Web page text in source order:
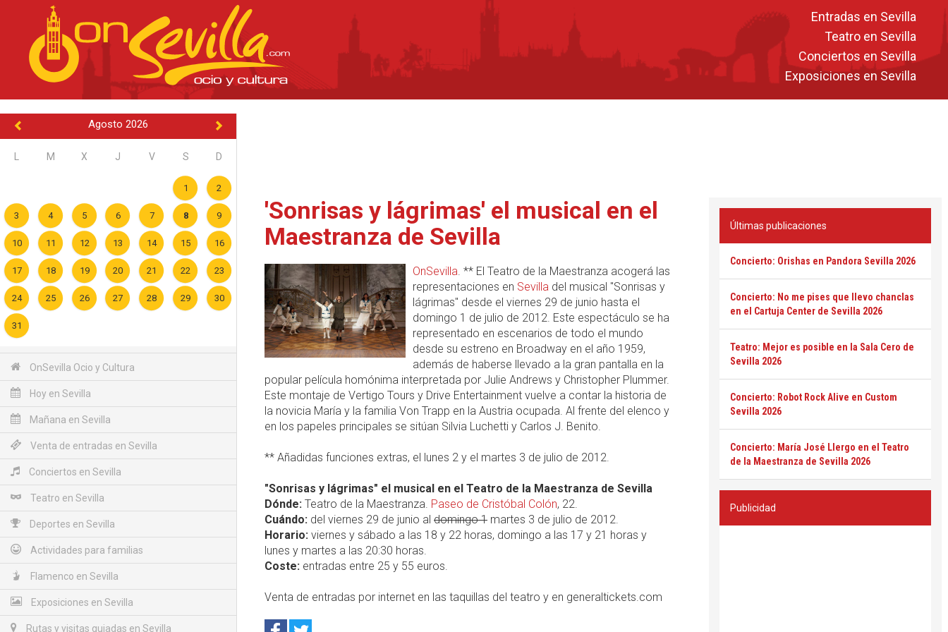
Entradas en Sevilla
Teatro en Sevilla
Conciertos en Sevilla
Exposiciones en Sevilla
Agosto 2026
M X J V S D
1 2
3 4 5 6 7 8 9
10 11 12 13 14 15 16
17 18 19 20 21 22 23
24 25 26 27 28 29 30
31
OnSevilla Ocio y Cultura
Hoy en Sevilla
Mañana en Sevilla
Venta de entradas en Sevilla
Conciertos en Sevilla
Teatro en Sevilla
Deportes en Sevilla
Actividades para familias
Flamenco en Sevilla
Exposiciones en Sevilla
Rutas y visitas guiadas en Sevilla
'Sonrisas y lágrimas' el musical en el
Maestranza de Sevilla
OnSevilla. ** El Teatro de la Maestranza acogerá las
representaciones en Sevilla del musical "Sonrisas y
lágrimas" desde el viernes 29 de junio hasta el
domingo 1 de julio de 2012. Este espectáculo se ha
representado en escenarios de todo el mundo
desde su estreno en Broadway en el año 1959,
además de haberse llevado a la gran pantalla en la
popular película homónima interpretada por Julie Andrews y Christopher Plummer.
Este montaje de Vertigo Tours y Drive Entertainment vuelve a contar la historia de
la novicia María y la familia Von Trapp en la Austria ocupada. Al frente del elenco y
en los papeles principales se sitúan Silvia Luchetti y Carlos J. Benito.
** Añadidas funciones extras, el lunes 2 y el martes 3 de julio de 2012.
"Sonrisas y lágrimas" el musical en el Teatro de la Maestranza de Sevilla
Dónde: Teatro de la Maestranza. Paseo de Cristóbal Colón, 22.
Cuándo: del viernes 29 de junio al domingo 1 martes 3 de julio de 2012.
Horario: viernes y sábado a las 18 y 22 horas, domingo a las 17 y 21 horas y
lunes y martes a las 20:30 horas.
Coste: entradas entre 25 y 55 euros.
Venta de entradas por internet en las taquillas del teatro y en generaltickets.com
Últimas publicaciones
Concierto: Orishas en Pandora Sevilla 2026
Concierto: No me pises que llevo chanclas
en el Cartuja Center de Sevilla 2026
Teatro: Mejor es posible en la Sala Cero de
Sevilla 2026
Concierto: Robot Rock Alive en Custom
Sevilla 2026
Concierto: María José Llergo en el Teatro
de la Maestranza de Sevilla 2026
Publicidad